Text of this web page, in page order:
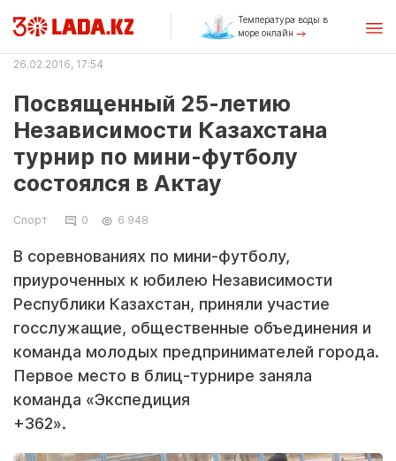
Температура воды в
море онлайн
26.02.2016, 17:54
Посвященный 25-летию
Независимости Казахстана
турнир по мини-футболу
состоялся в Актау
Спорт 0 6 948
В соревнованиях по мини-футболу,
приуроченных к юбилею Независимости
Республики Казахстан, приняли участие
госслужащие, общественные объединения и
команда молодых предпринимателей города.
Первое место в блиц-турнире заняла
команда «Экспедиция
+362».